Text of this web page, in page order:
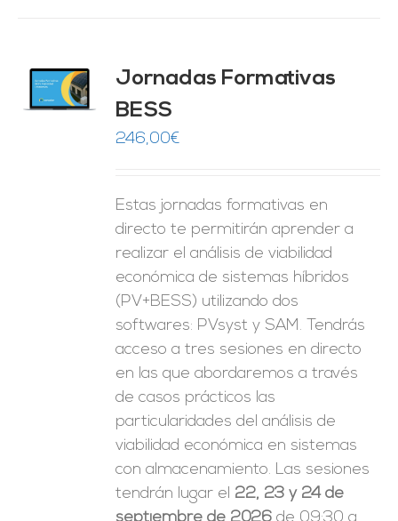
Jornadas Formativas
BESS
246,00€
Estas jornadas formativas en
directo te permitirán aprender a
realizar el análisis de viabilidad
económica de sistemas híbridos
(PV+BESS) utilizando dos
softwares: PVsyst y SAM. Tendrás
acceso a tres sesiones en directo
en las que abordaremos a través
de casos prácticos las
particularidades del análisis de
viabilidad económica en sistemas
con almacenamiento. Las sesiones
tendrán lugar el 22, 23 y 24 de